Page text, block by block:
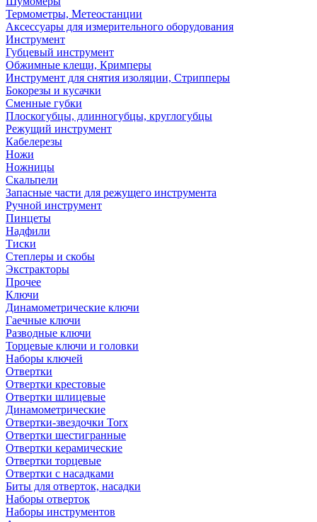
Термометры, Метеостанции
Аксессуары для измерительного оборудования
Инструмент
Губцевый инструмент
Обжимные клещи, Кримперы
Инструмент для снятия изоляции, Стрипперы
Бокорезы и кусачки
Сменные губки
Плоскогубцы, длинногубцы, круглогубцы
Режущий инструмент
Кабелерезы
Ножи
Ножницы
Скальпели
Запасные части для режущего инструмента
Ручной инструмент
Пинцеты
Надфили
Тиски
Степлеры и скобы
Экстракторы
Прочее
Ключи
Динамометрические ключи
Гаечные ключи
Разводные ключи
Торцевые ключи и головки
Наборы ключей
Отвертки
Отвертки крестовые
Отвертки шлицевые
Динамометрические
Отвертки-звездочки Torx
Отвертки шестигранные
Отвертки керамические
Отвертки торцевые
Отвертки с насадками
Биты для отверток, насадки
Наборы отверток
Наборы инструментов